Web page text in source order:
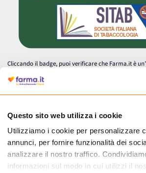
Questo sito web utilizza i cookie
Utilizziamo i cookie per personalizzare
annunci, per fornire funzionalità dei
analizzare il nostro traffico.
informazioni sul modo in cui utilizzi il
Cliccando il badge, puoi verificare che Farma.it è
autorizzata dal Ministero della Salute a effettuare
medicinali.